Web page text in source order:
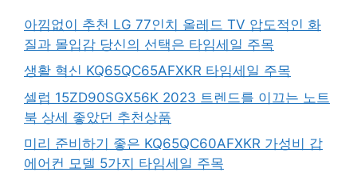
아낌없이 추천 LG 77인치 올레드 TV 압도적인 화
질과 몰입감 당신의 선택은 타임세일 주목
생활 혁신 KQ65QC65AFXKR 타임세일 주목
셀럽 15ZD90SGX56K 2023 트렌드를 이끄는 노트
북 상세 좋았던 추천상품
미리 준비하기 좋은 KQ65QC60AFXKR 가성비 갑
에어컨 모델 5가지 타임세일 주목